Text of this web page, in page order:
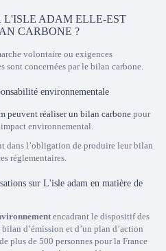
L'ISLE ADAM ELLE-EST
CARBONE ?
volontaire ou exigences
sont concernées par le bilan carbone.
environnementale
peuvent réaliser un bilan carbone pour
environnemental.
dans l’obligation de produire leur bilan
réglementaires.
sur L'isle adam en matière de
encadrant le dispositif des
d’émission et d’un plan d’action
plus de 500 personnes pour la France